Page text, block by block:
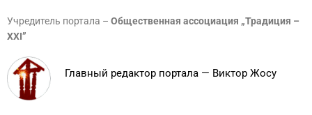
Учредитель портала – Общественная ассоциация „Традиция –
XXI”
Главный редактор портала — Виктор Жосу